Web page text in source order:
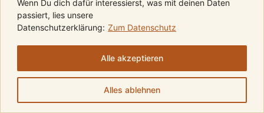
Wenn Du dich dafür interessierst, was mit deinen Daten
passiert, lies unsere
Datenschutzerklärung: Zum Datenschutz
Alles ablehnen
Alle akzeptieren
Folge uns auf Instagram
Komm in die Telegram-Gruppe
Folge uns auf Youtube
KalenderKontaktAGBsImpressumDatenschutz